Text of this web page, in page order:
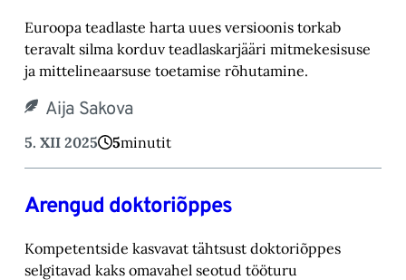
Euroopa teadlaste harta uues versioonis torkab
teravalt silma korduv teadlaskarjääri mitmekesisuse
ja mittelineaarsuse toetamise rõhutamine.
Aija Sakova
5. XII 2025 5minutit
Arengud doktoriõppes
Kompetentside kasvavat tähtsust doktoriõppes
selgitavad kaks omavahel seotud tööturu